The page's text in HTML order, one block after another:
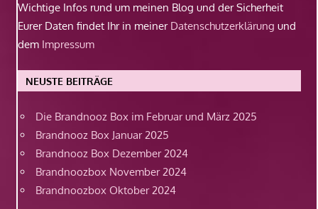
Wichtige Infos rund um meinen Blog und der Sicherheit
Eurer Daten findet Ihr in meiner Datenschutzerklärung und
dem Impressum
NEUSTE BEITRÄGE
Die Brandnooz Box im Februar und März 2025
Brandnooz Box Januar 2025
Brandnooz Box Dezember 2024
Brandnoozbox November 2024
Brandnoozbox Oktober 2024